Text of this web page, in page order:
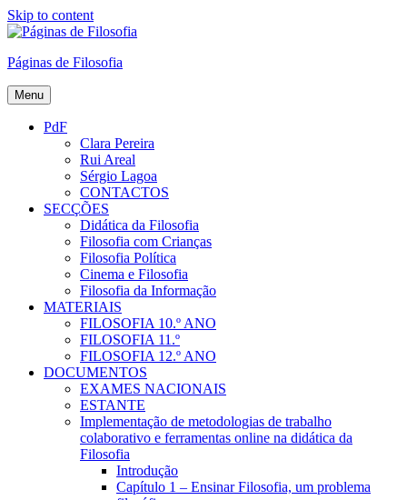
Skip to content
Páginas de Filosofia
Menu
PdF
Clara Pereira
Rui Areal
Sérgio Lagoa
CONTACTOS
SECÇÕES
Didática da Filosofia
Filosofia com Crianças
Filosofia Política
Cinema e Filosofia
Filosofia da Informação
MATERIAIS
FILOSOFIA 10.º ANO
FILOSOFIA 11.º
FILOSOFIA 12.º ANO
DOCUMENTOS
EXAMES NACIONAIS
ESTANTE
Implementação de metodologias de trabalho
colaborativo e ferramentas online na didática da
Filosofia
Introdução
Capítulo 1 – Ensinar Filosofia, um problema